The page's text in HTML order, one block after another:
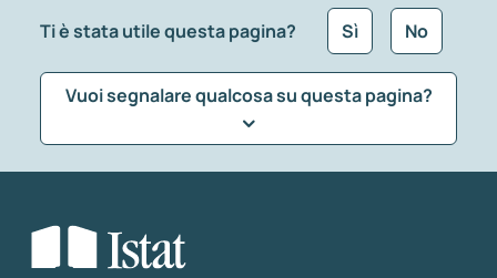
Ti è stata utile questa pagina? Sì No
Vuoi segnalare qualcosa su questa pagina?
Seleziona la tipologia della segnalazione